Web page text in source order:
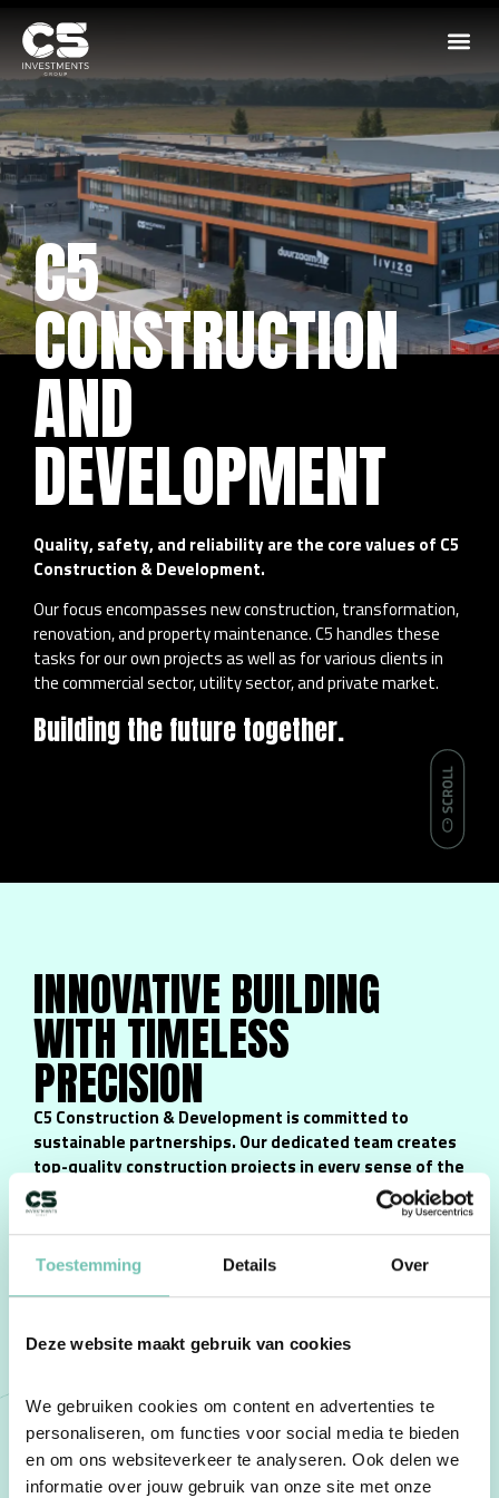
Toestemming Details Over
Deze website maakt gebruik van cookies
We gebruiken cookies om content en advertenties te
personaliseren, om functies voor social media te bieden
en om ons websiteverkeer te analyseren. Ook delen we
informatie over jouw gebruik van onze site met onze
C5
CONSTRUCTION
AND
DEVELOPMENT
Quality, safety, and reliability are the core values of C5
Construction & Development.
Our focus encompasses new construction, transformation,
renovation, and property maintenance. C5 handles these
tasks for our own projects as well as for various clients in
the commercial sector, utility sector, and private market.
Building the future together.
INNOVATIVE BUILDING
WITH TIMELESS
PRECISION
C5 Construction & Development is committed to
sustainable partnerships. Our dedicated team creates
top-quality construction projects in every sense of the
word.
Project Development
Construction of Modular (Recreational) Homes
Transformation
Renovation
Property Maintenance